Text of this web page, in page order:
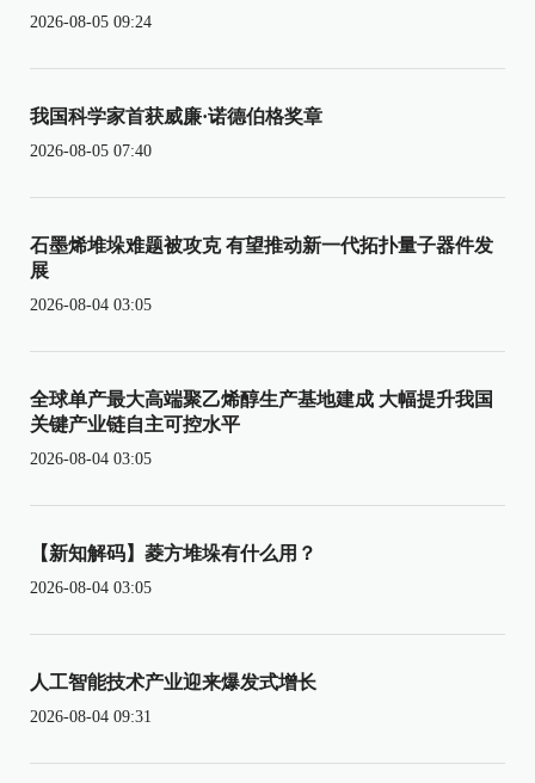
2026-08-05 09:24
我国科学家首获威廉·诺德伯格奖章
2026-08-05 07:40
石墨烯堆垛难题被攻克 有望推动新一代拓扑量子器件发
展
2026-08-04 03:05
全球单产最大高端聚乙烯醇生产基地建成 大幅提升我国
关键产业链自主可控水平
2026-08-04 03:05
【新知解码】菱方堆垛有什么用？
2026-08-04 03:05
人工智能技术产业迎来爆发式增长
2026-08-04 09:31